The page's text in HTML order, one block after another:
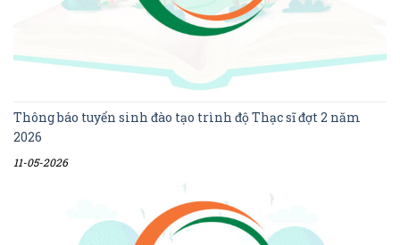
Thông báo tuyển sinh đào tạo trình độ Thạc sĩ đợt 2 năm
2026
11-05-2026